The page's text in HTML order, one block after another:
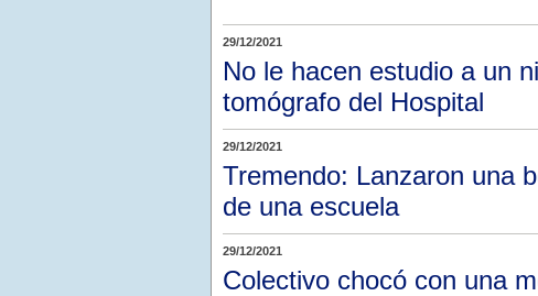
29/12/2021
No le hacen estudio a un
tomógrafo del Hospital
29/12/2021
Tremendo: Lanzaron una
de una escuela
29/12/2021
Colectivo chocó con una